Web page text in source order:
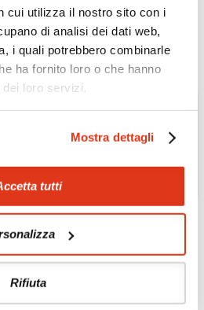
cui utilizza il nostro sito con i
di analisi dei dati web,
i quali potrebbero combinarle
ha fornito loro o che hanno
loro servizi.
Mostra dettagli
tutti
Rifiuta
di Phú